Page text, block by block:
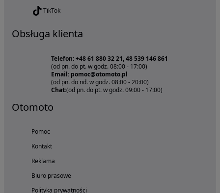
TikTok
Obsługa klienta
Telefon: +48 61 880 32 21, 48 539 146 861
(od pn. do pt. w godz. 08:00 - 17:00)
Email: pomoc@otomoto.pl
(od pn. do nd. w godz. 08:00 - 20:00)
Chat:(od pn. do pt. w godz. 09:00 - 17:00)
Otomoto
Pomoc
Kontakt
Reklama
Biuro prasowe
Polityka prywatności